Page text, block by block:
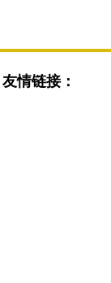
友情链接：